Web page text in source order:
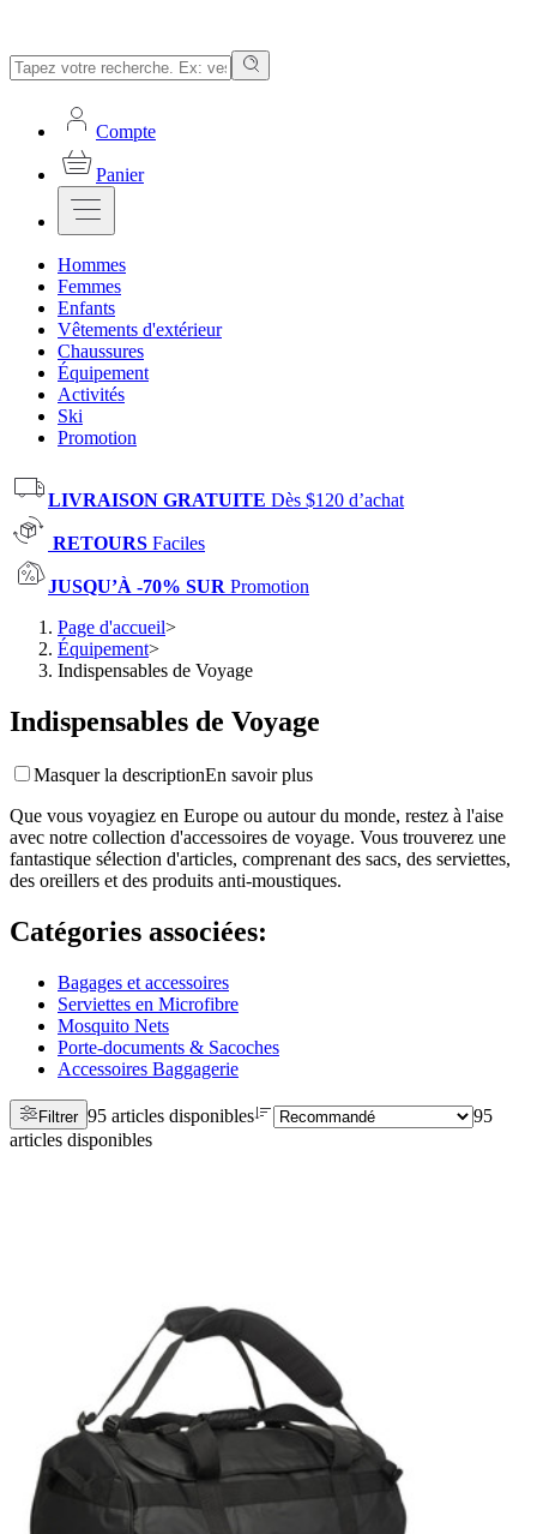
Compte
Panier
Hommes
Femmes
Enfants
Vêtements d'extérieur
Chaussures
Équipement
Activités
Ski
Promotion
LIVRAISON GRATUITE Dès $120 d’achat
RETOURS Faciles
JUSQU’À -70% SUR Promotion
Page d'accueil>
Équipement>
Indispensables de Voyage
Indispensables de Voyage
Masquer la descriptionEn savoir plus
Que vous voyagiez en Europe ou autour du monde, restez à l'aise
avec notre collection d'accessoires de voyage. Vous trouverez une
fantastique sélection d'articles, comprenant des sacs, des serviettes,
des oreillers et des produits anti-moustiques.
Catégories associées:
Bagages et accessoires
Serviettes en Microfibre
Mosquito Nets
Porte-documents & Sacoches
Accessoires Baggagerie
Filtrer 95 articles disponibles
95
articles disponibles